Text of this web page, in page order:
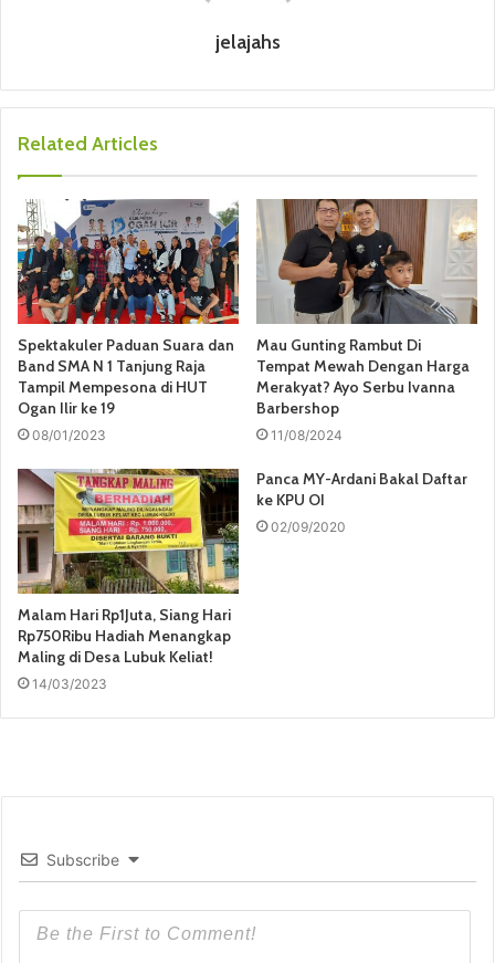
jelajahs
Related Articles
Spektakuler Paduan Suara dan
Band SMA N 1 Tanjung Raja
Tampil Mempesona di HUT
Ogan Ilir ke 19
08/01/2023
Mau Gunting Rambut Di
Tempat Mewah Dengan Harga
Merakyat? Ayo Serbu Ivanna
Barbershop
11/08/2024
Malam Hari Rp1Juta, Siang Hari
Rp750Ribu Hadiah Menangkap
Maling di Desa Lubuk Keliat!
14/03/2023
Panca MY-Ardani Bakal Daftar
ke KPU OI
02/09/2020
Subscribe